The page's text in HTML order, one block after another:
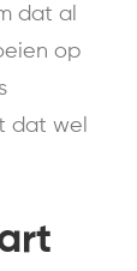
dat al
op
dat wel